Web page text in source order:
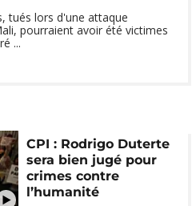
tués lors d'une attaque
pourraient avoir été victimes
...
CPI : Rodrigo Duterte
sera bien jugé pour
crimes contre
l’humanité